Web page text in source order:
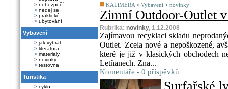
> nebezpečí
> nedej se
> praktické
> ubytování
Vybavení
> jak vybrat
> literatura
> materiály
> novinky
> testovna
Turistika
> cyklo
KALiMERA > Vybavení > novinky
Zimní Outdoor-Outlet
Rubrika: novinky, 1.12.2008
Zajímavou recyklaci skladu
Outlet. Zcela nové a nepoškozené,
které je již v klasických obchodech
Letňanech. Zna...
Komentáře - 0 příspěvků